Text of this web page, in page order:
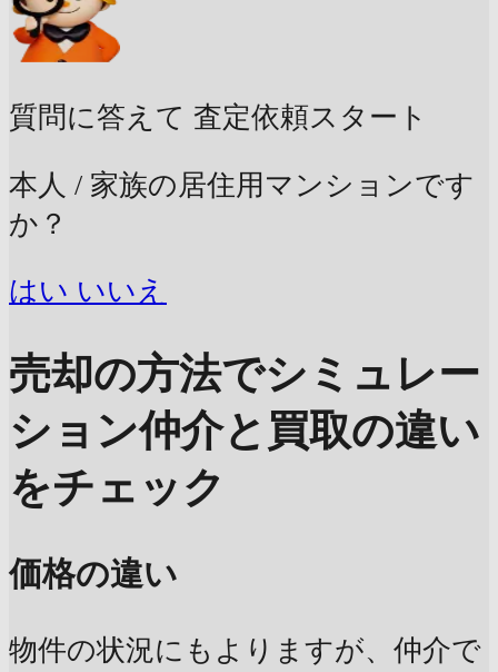
質問に答えて 査定依頼スタート
本人 / 家族の居住用マンションです
か？
はい いいえ
売却の方法でシミュレー
ション仲介と買取の違い
をチェック
価格の違い
物件の状況にもよりますが、仲介で